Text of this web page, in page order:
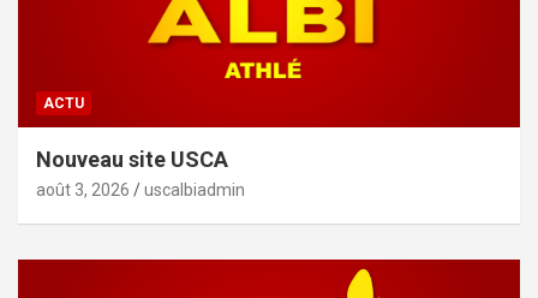
ACTU
Nouveau site USCA
août 3, 2026 uscalbiadmin